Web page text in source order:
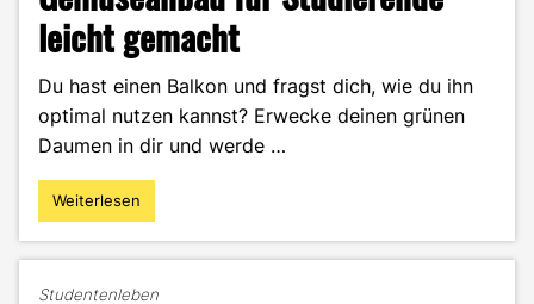
leicht gemacht
Du hast einen Balkon und fragst dich, wie du ihn
optimal nutzen kannst? Erwecke deinen grünen
Daumen in dir und werde …
"Kleiner
Balkon,
Weiterlesen
Studentenleben